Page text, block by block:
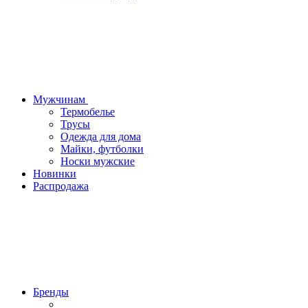
Мужчинам
Термобелье
Трусы
Одежда для дома
Майки, футболки
Носки мужские
Новинки
Распродажа
Бренды